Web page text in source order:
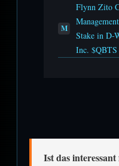
M
Flynn Zito
Stake in D-
Inc. $QBTS
Ist das